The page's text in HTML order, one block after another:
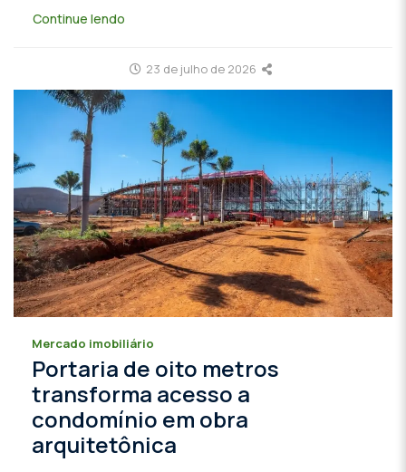
Continue lendo
23 de julho de 2026
Mercado imobiliário
Portaria de oito metros
transforma acesso a
condomínio em obra
arquitetônica